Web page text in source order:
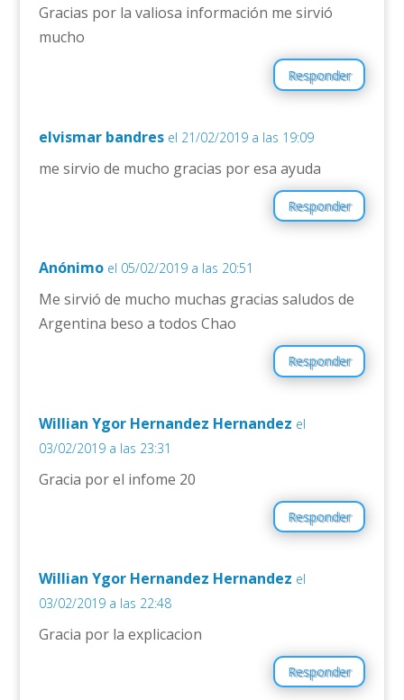
Gracias por la valiosa información me sirvió
mucho
Responder
elvismar bandres el 21/02/2019 a las 19:09
me sirvio de mucho gracias por esa ayuda
Responder
Anónimo el 05/02/2019 a las 20:51
Me sirvió de mucho muchas gracias saludos de
Argentina beso a todos Chao
Responder
Willian Ygor Hernandez Hernandez el
03/02/2019 a las 23:31
Gracia por el infome 20
Responder
Willian Ygor Hernandez Hernandez el
03/02/2019 a las 22:48
Gracia por la explicacion
Responder